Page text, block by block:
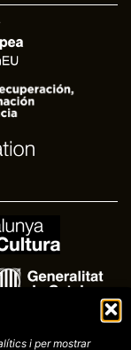
i per mostrar